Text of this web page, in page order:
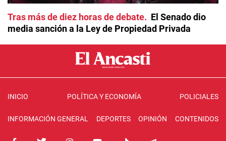
Tras más de diez horas de debate
El Senado dio
media sanción a la Ley de Propiedad Privada
INICIO POLÍTICA Y ECONOMÍA POLICIALES
INFORMACIÓN GENERAL DEPORTES OPINIÓN CONTENIDOS